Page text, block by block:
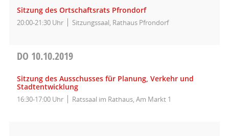
Sitzung des Ortschaftsrats Pfrondorf
20:00-21:30 Uhr Sitzungssaal, Rathaus Pfrondorf
DO 10.10.2019
Sitzung des Ausschusses für Planung, Verkehr und
Stadtentwicklung
16:30-17:00 Uhr Ratssaal im Rathaus, Am Markt 1